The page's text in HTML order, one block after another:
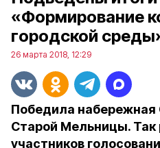
«Формирование
городской
26 марта 2018, 12:29
Победила набережная
Старой Мельницы. Так
участников